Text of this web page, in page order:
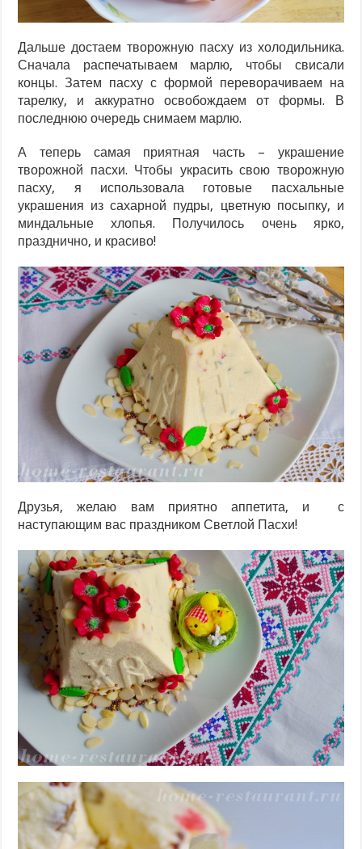
Дальше достаем творожную пасху из холодильника.
Сначала распечатываем марлю, чтобы свисали
концы. Затем пасху с формой переворачиваем на
тарелку, и аккуратно освобождаем от формы. В
последнюю очередь снимаем марлю.
А теперь самая приятная часть – украшение
творожной пасхи. Чтобы украсить свою творожную
пасху, я использовала готовые пасхальные
украшения из сахарной пудры, цветную посыпку, и
миндальные хлопья. Получилось очень ярко,
празднично, и красиво!
Друзья, желаю вам приятно аппетита, и с
наступающим вас праздником Светлой Пасхи!